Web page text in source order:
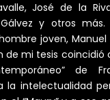
José de la
y otros más.
joven, Manuel
de mi tesis coincidió
de
la intelectualidad